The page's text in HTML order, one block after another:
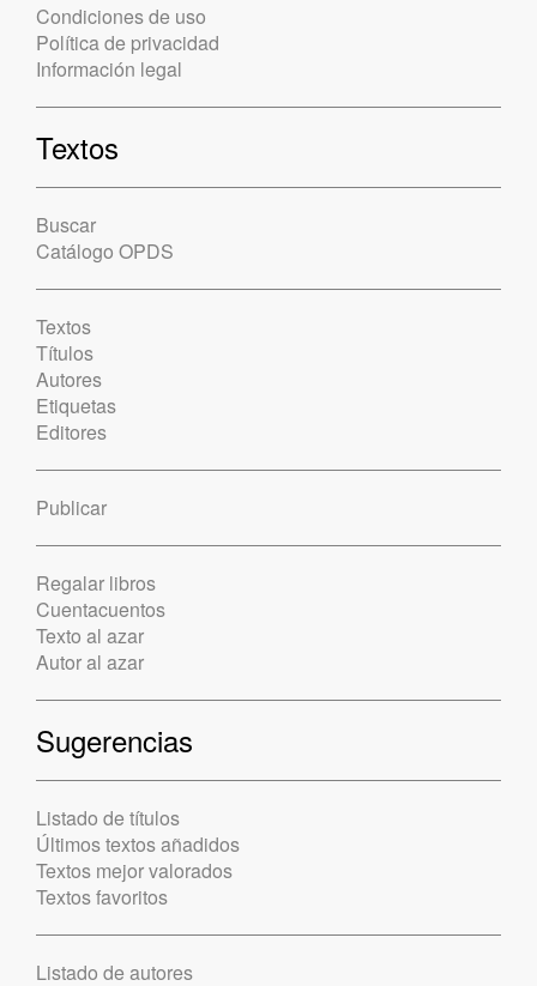
Condiciones de uso
Política de privacidad
Información legal
Textos
Buscar
Catálogo OPDS
Textos
Títulos
Autores
Etiquetas
Editores
Publicar
Regalar libros
Cuentacuentos
Texto al azar
Autor al azar
Sugerencias
Listado de títulos
Últimos textos añadidos
Textos mejor valorados
Textos favoritos
Listado de autores